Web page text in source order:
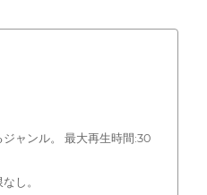
ャンル。 最大再生時間:30
し。